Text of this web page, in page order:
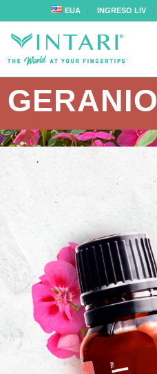
EUA INGRESO LIV
GERANIO